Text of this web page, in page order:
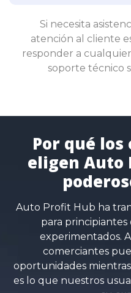
Si necesita
atención al cliente
responder a
soporte técnico
Por qué
eligen Auto
Auto Profit Hub ha
para principiantes
experimentados.
comerciantes
oportunidades mientras
es lo que nuestros